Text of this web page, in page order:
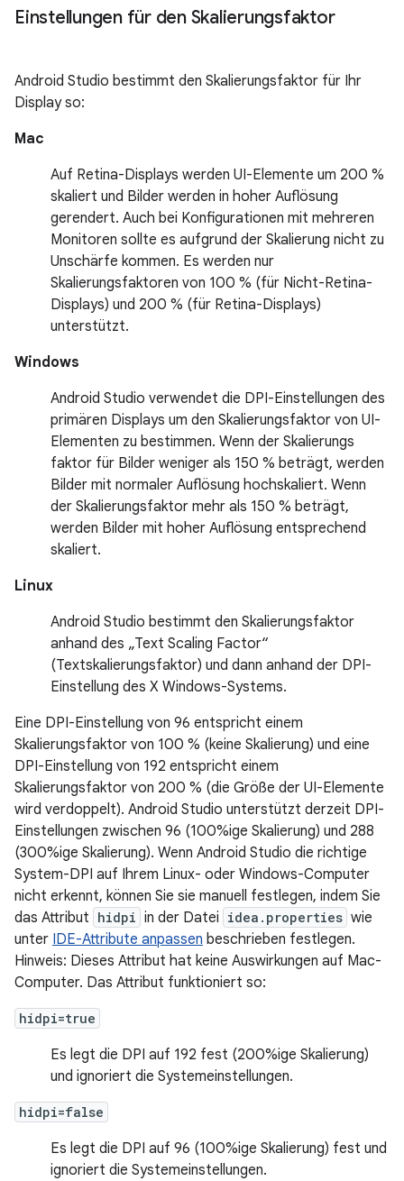
Einstellungen für den Skalierungsfaktor
Android Studio bestimmt den Skalierungsfaktor für Ihr
Display so:
Mac
Auf Retina-Displays werden UI-Elemente um 200 %
skaliert und Bilder werden in hoher Auflösung
gerendert. Auch bei Konfigurationen mit mehreren
Monitoren sollte es aufgrund der Skalierung nicht zu
Unschärfe kommen. Es werden nur
Skalierungsfaktoren von 100 % (für Nicht-Retina-
Displays) und 200 % (für Retina-Displays)
unterstützt.
Windows
Android Studio verwendet die DPI-Einstellungen des
primären Displays um den Skalierungsfaktor von UI-
Elementen zu bestimmen. Wenn der Skalierungs
faktor für Bilder weniger als 150 % beträgt, werden
Bilder mit normaler Auflösung hochskaliert. Wenn
der Skalierungsfaktor mehr als 150 % beträgt,
werden Bilder mit hoher Auflösung entsprechend
skaliert.
Linux
Android Studio bestimmt den Skalierungsfaktor
anhand des „Text Scaling Factor“
(Textskalierungsfaktor) und dann anhand der DPI-
Einstellung des X Windows-Systems.
Eine DPI-Einstellung von 96 entspricht einem
Skalierungsfaktor von 100 % (keine Skalierung) und eine
DPI-Einstellung von 192 entspricht einem
Skalierungsfaktor von 200 % (die Größe der UI-Elemente
wird verdoppelt). Android Studio unterstützt derzeit DPI-
Einstellungen zwischen 96 (100%ige Skalierung) und 288
(300%ige Skalierung). Wenn Android Studio die richtige
System-DPI auf Ihrem Linux- oder Windows-Computer
nicht erkennt, können Sie sie manuell festlegen, indem Sie
das Attribut hidpi in der Datei idea.properties wie
unter IDE-Attribute anpassen beschrieben festlegen.
Hinweis: Dieses Attribut hat keine Auswirkungen auf Mac-
Computer. Das Attribut funktioniert so:
hidpi=true
Es legt die DPI auf 192 fest (200%ige Skalierung)
und ignoriert die Systemeinstellungen.
hidpi=false
Es legt die DPI auf 96 (100%ige Skalierung) fest und
ignoriert die Systemeinstellungen.